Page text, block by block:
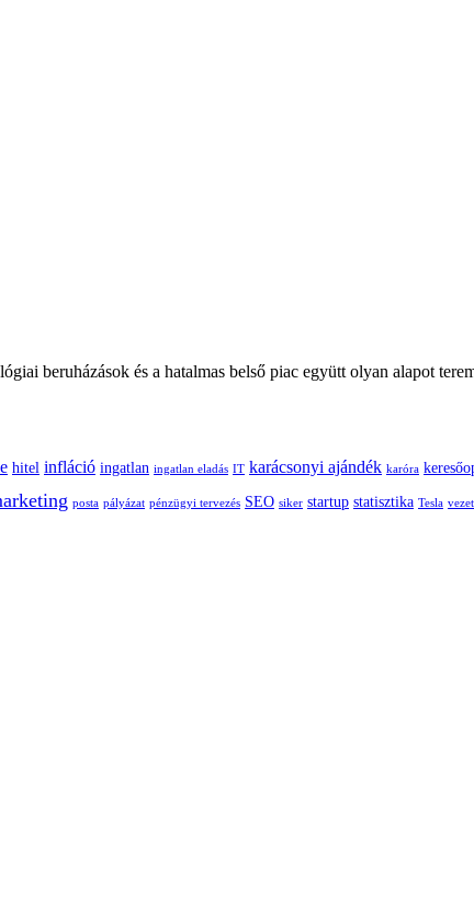
beruházások és a hatalmas belső piac együtt olyan alapot
hitel infláció ingatlan ingatlan eladás IT karácsonyi ajándék karóra
posta pályázat pénzügyi tervezés SEO siker startup statisztika Tesla